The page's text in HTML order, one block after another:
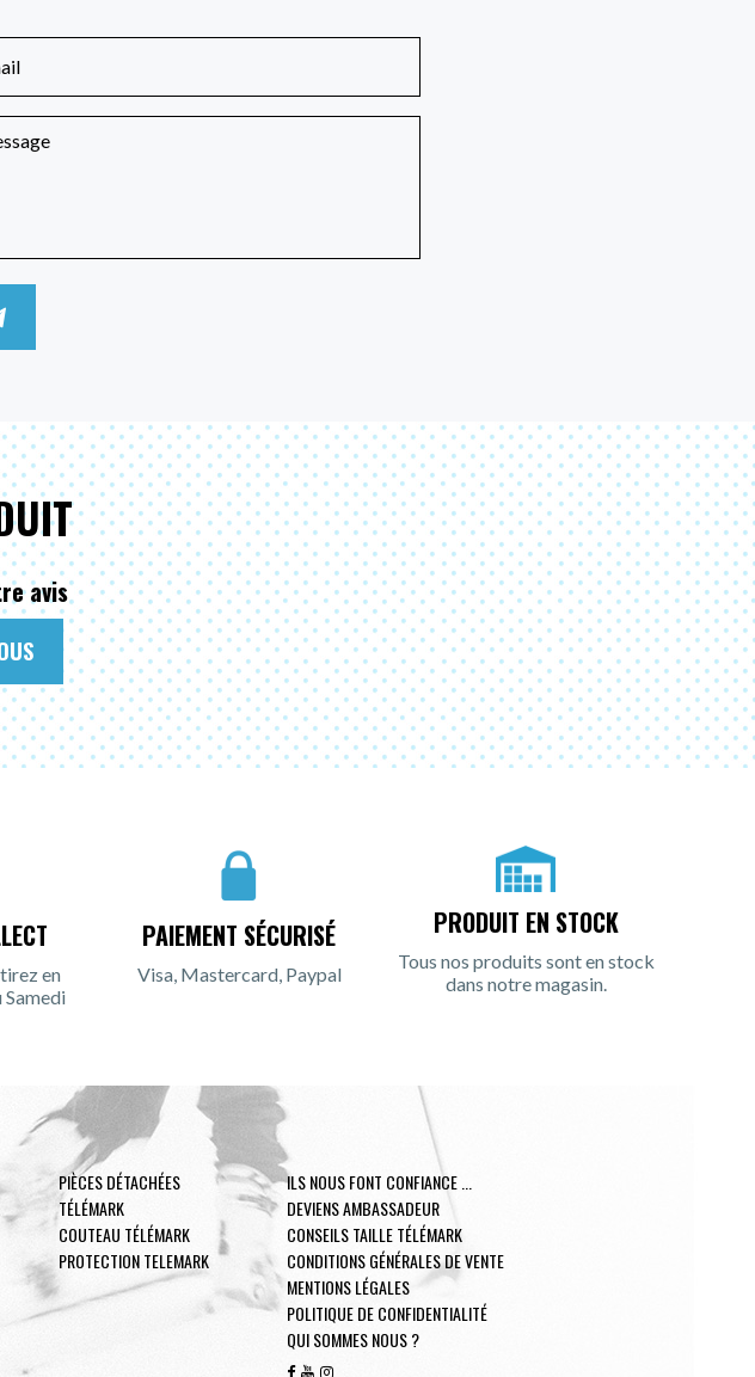
avis
en
Samedi
PAIEMENT SÉCURISÉ
Visa, Mastercard, Paypal
PRODUIT EN STOCK
Tous nos produits sont en stock
dans notre magasin.
PIÈCES DÉTACHÉES
TÉLÉMARK
COUTEAU TÉLÉMARK
PROTECTION TELEMARK
ILS NOUS FONT CONFIANCE ...
DEVIENS AMBASSADEUR
CONSEILS TAILLE TÉLÉMARK
CONDITIONS GÉNÉRALES DE VENTE
MENTIONS LÉGALES
POLITIQUE DE CONFIDENTIALITÉ
QUI SOMMES NOUS ?